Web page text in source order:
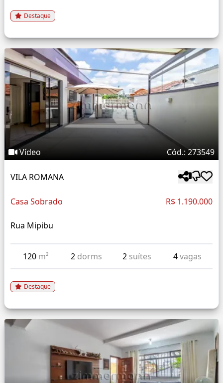
Destaque
Vídeo Cód.: 273549
VILA ROMANA
Casa Sobrado R$ 1.190.000
Rua Mipibu
120 m² 2 dorms 2 suítes 4vagas
Destaque